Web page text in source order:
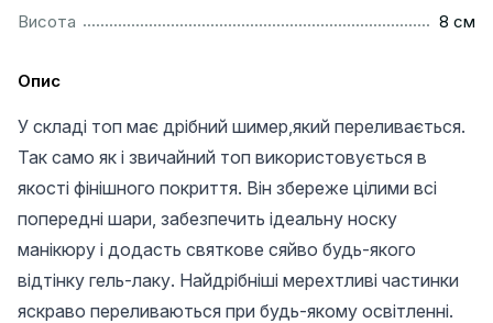
Висота
8 см
Опис
У складі топ має дрібний шимер,який переливається.
Так само як і звичайний топ використовується в
якості фінішного покриття. Він збереже цілими всі
попередні шари, забезпечить ідеальну носку
манікюру і додасть святкове сяйво будь-якого
відтінку гель-лаку. Найдрібніші мерехтливі частинки
яскраво переливаються при будь-якому освітленні.